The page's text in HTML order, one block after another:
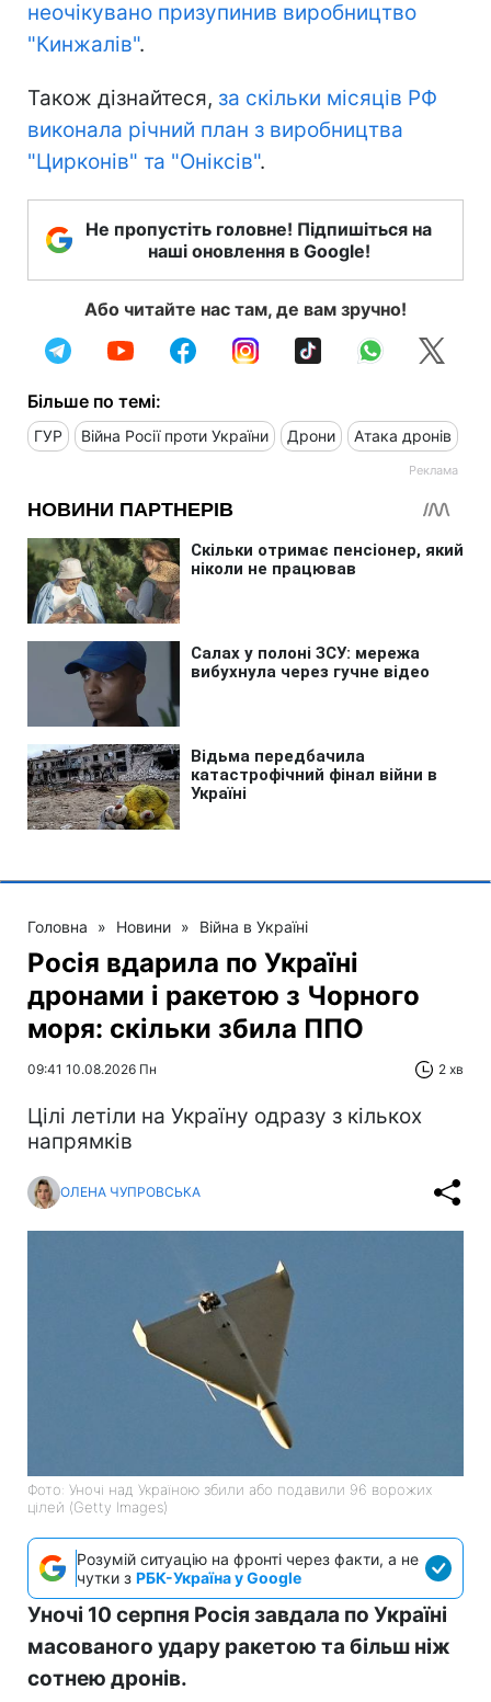
неочікувано призупинив виробництво
"Кинжалів".
Також дізнайтеся, за скільки місяців РФ
виконала річний план з виробництва
"Цирконів" та "Оніксів".
Не пропустіть головне! Підпишіться на
наші оновлення в Google!
Або читайте нас там, де вам зручно!
Більше по темі:
ГУР Війна Росії проти України Дрони Атака дронів
Головна » Новини » Війна в Україні
Росія вдарила по Україні
дронами і ракетою з Чорного
моря: скільки збила ППО
09:41 10.08.2026 Пн 2 хв
Цілі летіли на Україну одразу з кількох
напрямків
ОЛЕНА ЧУПРОВСЬКА
Фото: Уночі над Україною збили або подавили 96 ворожих
цілей (Getty Images)
Розумій ситуацію на фронті через факти, а не
чутки з РБК-Україна у Google
Уночі 10 серпня Росія завдала по Україні
масованого удару ракетою та більш ніж
сотнею дронів.